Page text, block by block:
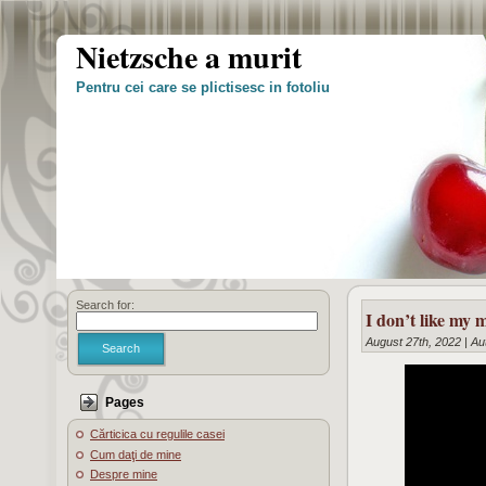
Nietzsche a murit
Pentru cei care se plictisesc in fotoliu
Search for:
Search
Pages
Cărticica cu regulile casei
Cum daţi de mine
Despre mine
I don’t like my
August 27th, 2022 |